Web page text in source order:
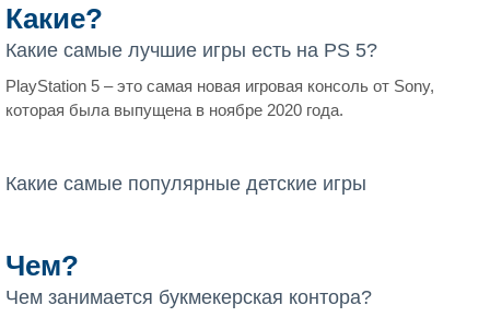
Какие?
Какие самые лучшие игры есть на PS 5?
PlayStation 5 – это самая новая игровая консоль от Sony,
которая была выпущена в ноябре 2020 года.
Какие самые популярные детские игры
Чем?
Чем занимается букмекерская контора?